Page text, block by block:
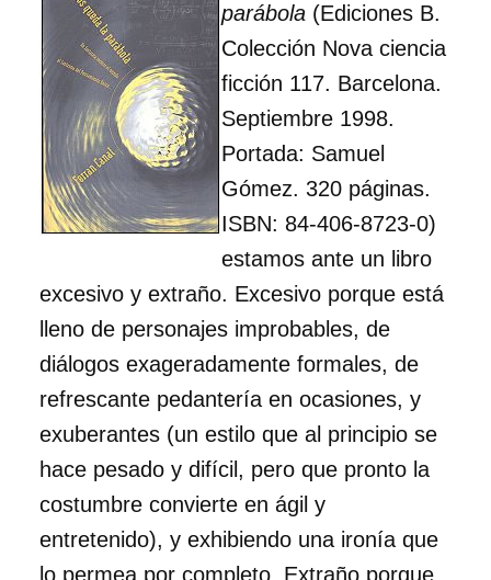
parábola (Ediciones B.
Colección Nova ciencia
ficción 117. Barcelona.
Septiembre 1998.
Portada: Samuel
Gómez. 320 páginas.
ISBN: 84-406-8723-0)
estamos ante un libro
excesivo y extraño. Excesivo porque está
lleno de personajes improbables, de
diálogos exageradamente formales, de
refrescante pedantería en ocasiones, y
exuberantes (un estilo que al principio se
hace pesado y difícil, pero que pronto la
costumbre convierte en ágil y
entretenido), y exhibiendo una ironía que
lo permea por completo. Extraño porque